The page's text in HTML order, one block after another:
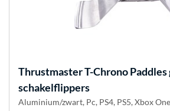
ThrustmasterT-Chrono Paddles
schakelflippers
Aluminium/zwart, Pc, PS4, PS5, Xbox